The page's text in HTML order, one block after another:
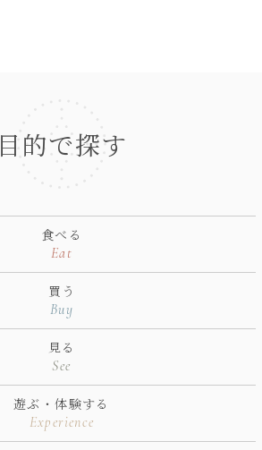
目的で探す
食べる
Eat
買う
Buy
見る
See
遊ぶ・体験する
Experience